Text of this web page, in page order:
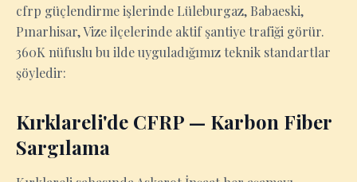
cfrp güçlendirme işlerinde Lüleburgaz, Babaeski,
Pınarhisar, Vize ilçelerinde aktif şantiye trafiği görür.
360K nüfuslu bu ilde uyguladığımız teknik standartlar
şöyledir:
Kırklareli'de CFRP — Karbon Fiber
Sargılama